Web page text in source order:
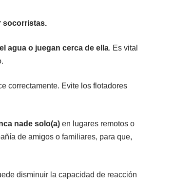
socorristas.
agua o juegan cerca de ella. Es vital
correctamente. Evite los flotadores
nade solo(a) en lugares remotos o
de amigos o familiares, para que,
disminuir la capacidad de reacción